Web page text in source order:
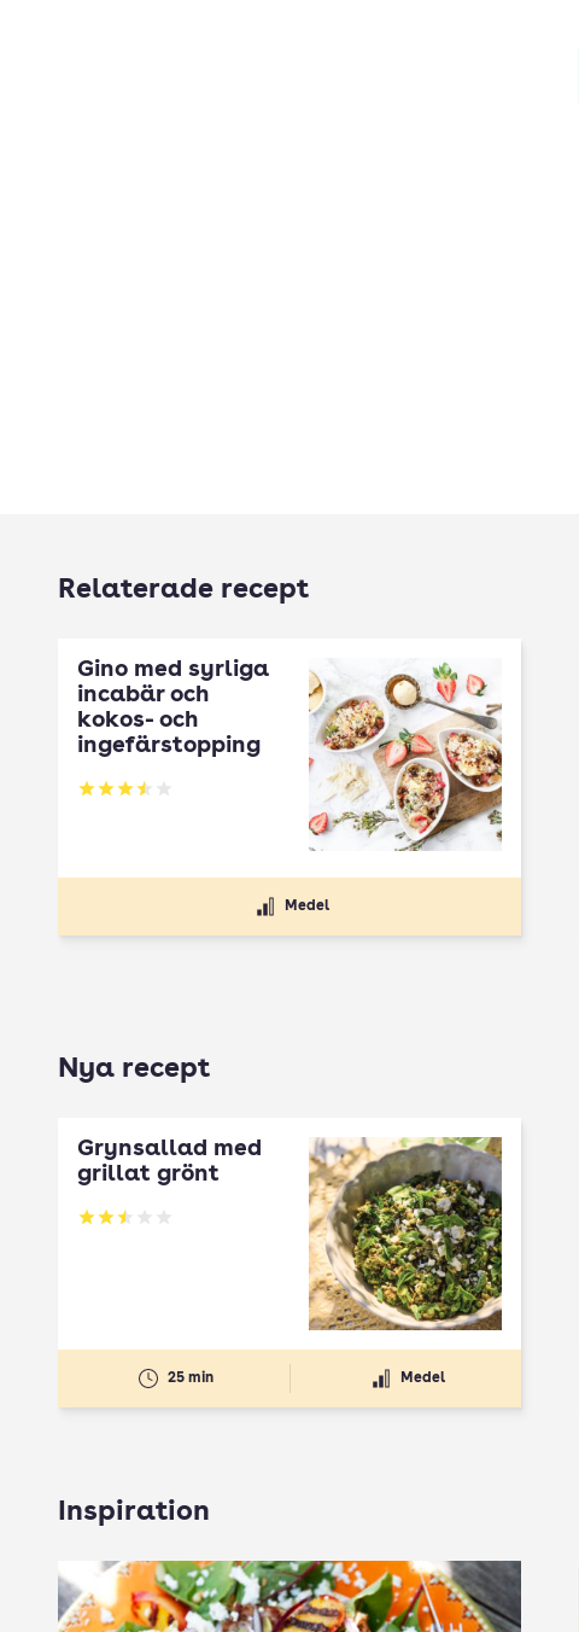
Relaterade recept
Gino med syrliga
incabär och
kokos- och
ingefärstopping
Betyg: 3.5 av 5
Medel
Nya recept
Grynsallad med
grillat grönt
Betyg: 2.5 av 5
25 min Medel
Inspiration